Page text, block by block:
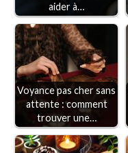
aider à…
Voyance pas cher sans
attente : comment
trouver une…